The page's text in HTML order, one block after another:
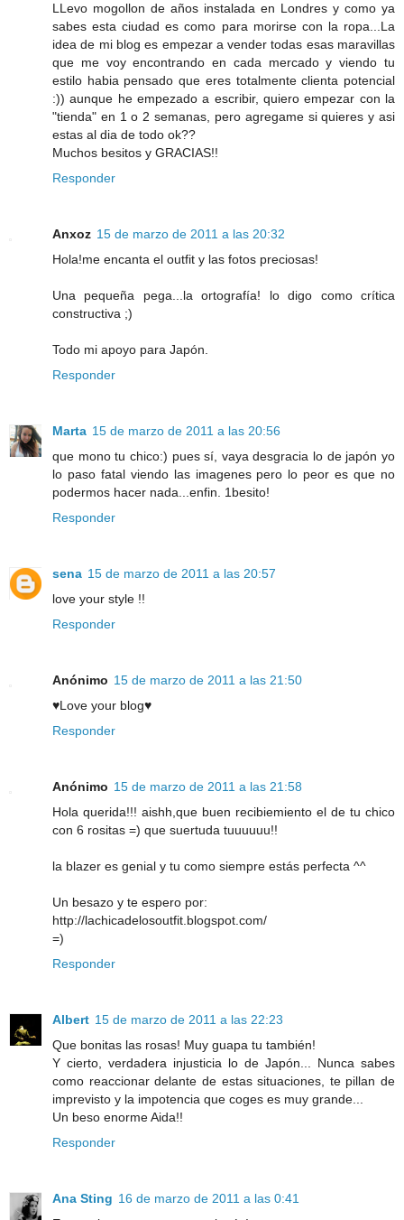
LLevo mogollon de años instalada en Londres y como ya
sabes esta ciudad es como para morirse con la ropa...La
idea de mi blog es empezar a vender todas esas maravillas
que me voy encontrando en cada mercado y viendo tu
estilo habia pensado que eres totalmente clienta potencial
:)) aunque he empezado a escribir, quiero empezar con la
"tienda" en 1 o 2 semanas, pero agregame si quieres y asi
estas al dia de todo ok??
Muchos besitos y GRACIAS!!
Responder
Anxoz 15 de marzo de 2011 a las 20:32
Hola!me encanta el outfit y las fotos preciosas!
Una pequeña pega...la ortografía! lo digo como crítica
constructiva ;)
Todo mi apoyo para Japón.
Responder
Marta 15 de marzo de 2011 a las 20:56
que mono tu chico:) pues sí, vaya desgracia lo de japón yo
lo paso fatal viendo las imagenes pero lo peor es que no
podermos hacer nada...enfin. 1besito!
Responder
sena 15 de marzo de 2011 a las 20:57
love your style !!
Responder
Anónimo 15 de marzo de 2011 a las 21:50
♥Love your blog♥
Responder
Anónimo 15 de marzo de 2011 a las 21:58
Hola querida!!! aishh,que buen recibiemiento el de tu chico
con 6 rositas =) que suertuda tuuuuuu!!
la blazer es genial y tu como siempre estás perfecta ^^
Un besazo y te espero por:
http://lachicadelosoutfit.blogspot.com/
=)
Responder
Albert 15 de marzo de 2011 a las 22:23
Que bonitas las rosas! Muy guapa tu también!
Y cierto, verdadera injusticia lo de Japón... Nunca sabes
como reaccionar delante de estas situaciones, te pillan de
imprevisto y la impotencia que coges es muy grande...
Un beso enorme Aida!!
Responder
Ana Sting 16 de marzo de 2011 a las 0:41